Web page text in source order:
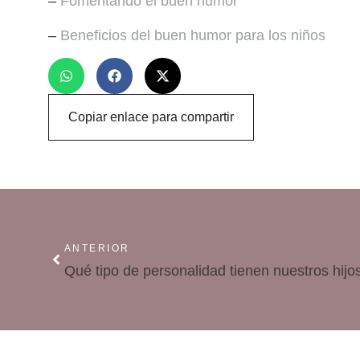
– Beneficios del buen humor para los niños
Copiar enlace para compartir
ANTERIOR
Qué tipo de personalidad tienen nuestros